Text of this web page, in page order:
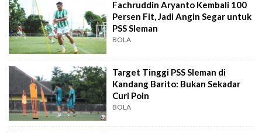
Fachruddin Aryanto Kembali 100
Persen Fit, Jadi Angin Segar untuk
PSS Sleman
BOLA
Target Tinggi PSS Sleman di
Kandang Barito: Bukan Sekadar
Curi Poin
BOLA